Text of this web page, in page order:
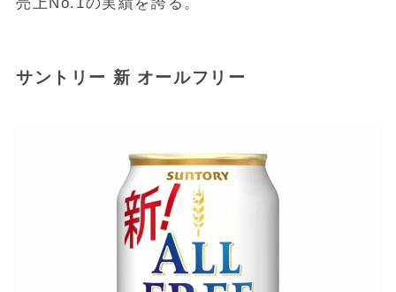
サントリー 新 オールフリー